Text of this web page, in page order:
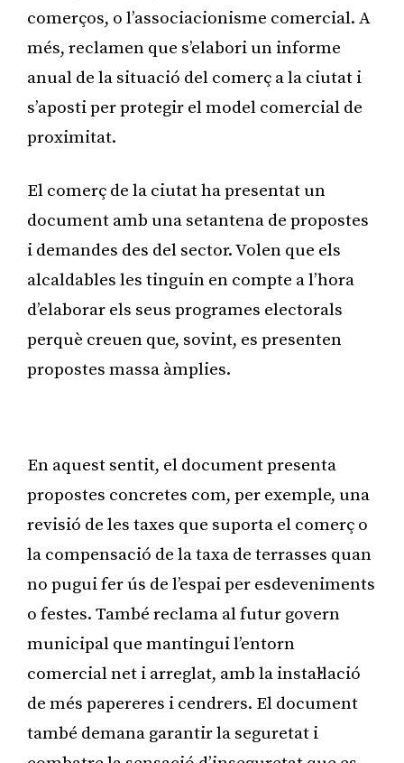
comerços, o l’associacionisme comercial. A
més, reclamen que s’elabori un informe
anual de la situació del comerç a la ciutat i
s’aposti per protegir el model comercial de
proximitat.
El comerç de la ciutat ha presentat un
document amb una setantena de propostes
i demandes des del sector. Volen que els
alcaldables les tinguin en compte a l’hora
d’elaborar els seus programes electorals
perquè creuen que, sovint, es presenten
propostes massa àmplies.
En aquest sentit, el document presenta
propostes concretes com, per exemple, una
revisió de les taxes que suporta el comerç o
la compensació de la taxa de terrasses quan
no pugui fer ús de l’espai per esdeveniments
o festes. També reclama al futur govern
municipal que mantingui l’entorn
comercial net i arreglat, amb la instal·lació
de més papereres i cendrers. El document
també demana garantir la seguretat i